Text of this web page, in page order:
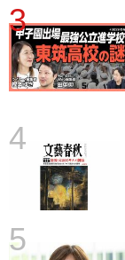
3
4
5